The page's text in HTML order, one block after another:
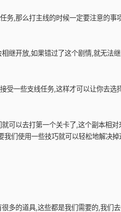
务,那么打主线的时候一定要注意的
继开放,如果错过了这个剧情,就无法
受一些支线任务,这样才可以让你去
可以去打第一个关卡了,这个副本相
我们使用一些技巧就可以轻松地解决
多的道具,这些都是我们需要的,我们